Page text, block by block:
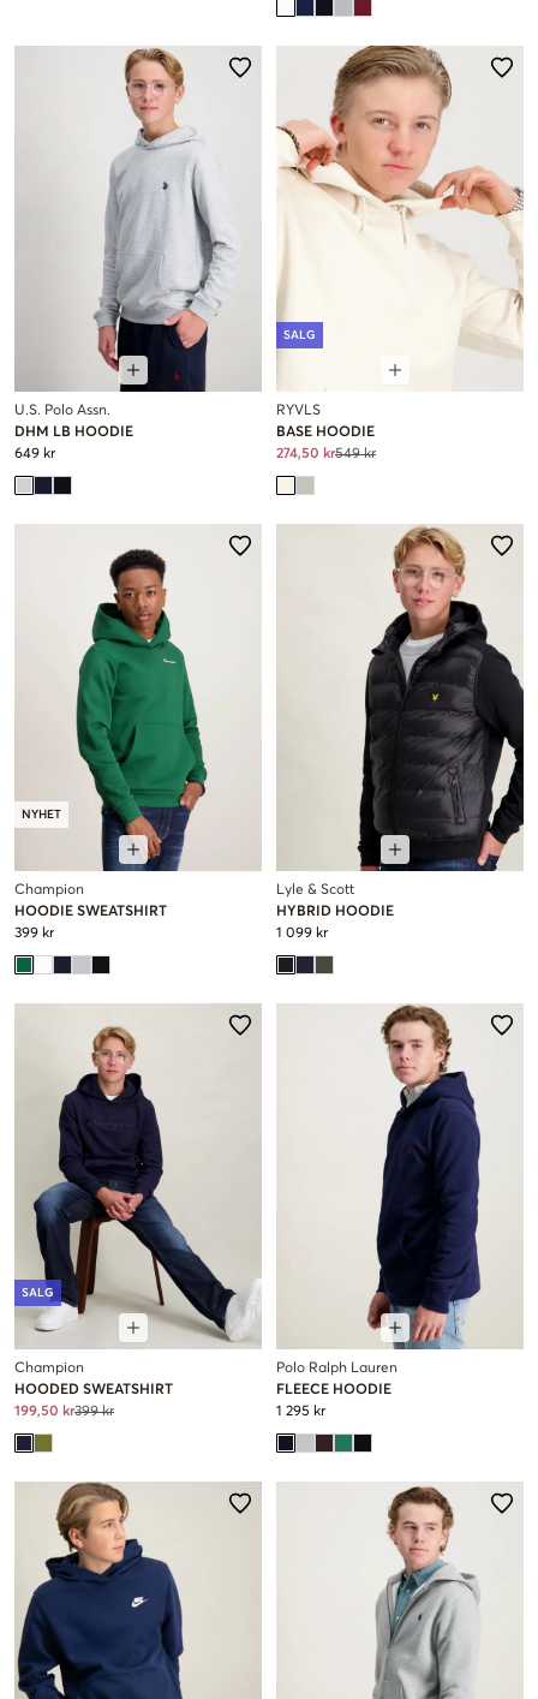
U.S. Polo Assn.
DHM LB HOODIE
649 kr
SALG
RYVLS
BASE HOODIE
274,50 kr549 kr
NYHET
Champion
HOODIE SWEATSHIRT
399 kr
Lyle & Scott
HYBRID HOODIE
1 099 kr
SALG
Champion
HOODED SWEATSHIRT
199,50 kr399 kr
Polo Ralph Lauren
FLEECE HOODIE
1 295 kr